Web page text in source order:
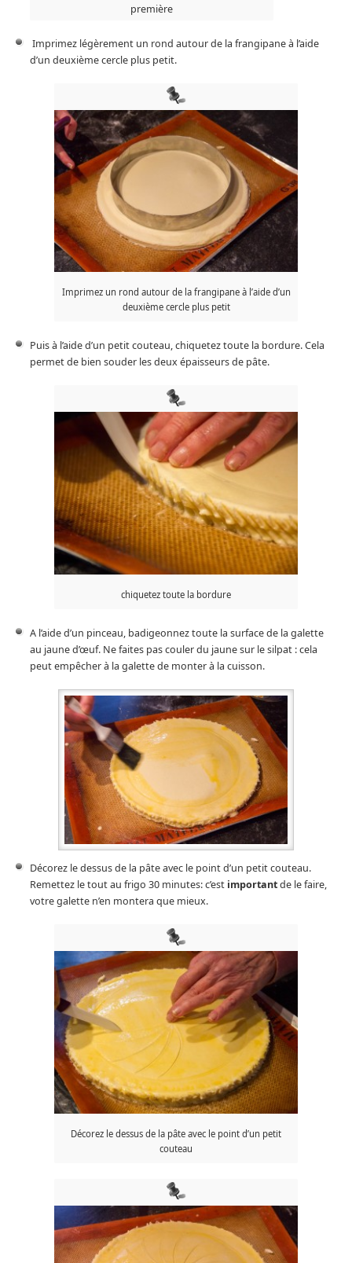
première
Imprimez légèrement un rond autour de la frangipane à l’aide
d’un deuxième cercle plus petit.
Imprimez un rond autour de la frangipane à l’aide d’un
deuxième cercle plus petit
Puis à l’aide d’un petit couteau, chiquetez toute la bordure. Cela
permet de bien souder les deux épaisseurs de pâte.
chiquetez toute la bordure
A l’aide d’un pinceau, badigeonnez toute la surface de la galette
au jaune d’œuf. Ne faites pas couler du jaune sur le silpat : cela
peut empêcher à la galette de monter à la cuisson.
Décorez le dessus de la pâte avec le point d’un petit couteau.
Remettez le tout au frigo 30 minutes: c’est importantde le faire,
votre galette n’en montera que mieux.
Décorez le dessus de la pâte avec le point d’un petit
couteau